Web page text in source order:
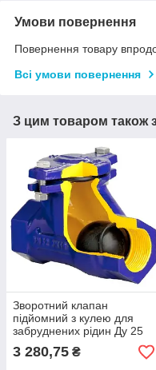
Умови повернення
Повернення товару
Всі умови повернення
З цим товаром також
Зворотний клапан
підйомний з кулею для
забруднених рідин Ду 25
Zetkama 401
3 280,75 ₴